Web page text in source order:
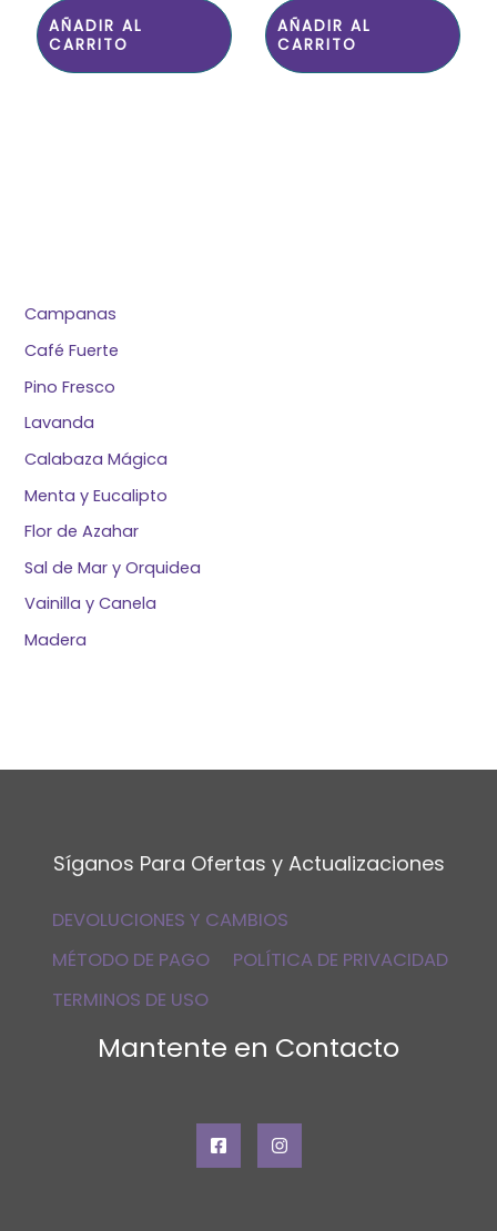
Campanas
Café Fuerte
Pino Fresco
Lavanda
Calabaza Mágica
Menta y Eucalipto
Flor de Azahar
Sal de Mar y Orquidea
Vainilla y Canela
Madera
AÑADIR AL
CARRITO
AÑADIR AL
CARRITO
Síganos Para Ofertas y Actualizaciones
DEVOLUCIONES Y CAMBIOS
MÉTODO DE PAGO
POLÍTICA DE PRIVACIDAD
TERMINOS DE USO
Mantente en Contacto